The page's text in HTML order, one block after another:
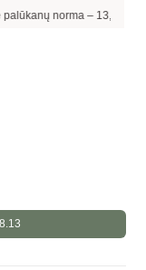
norma –13,90%